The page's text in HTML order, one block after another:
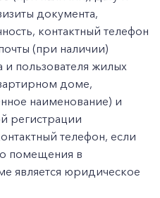
документа,
контактный телефон
(при наличии)
и пользователя жилых
доме,
наименование) и
регистрации
телефон, если
помещения в
является юридическое